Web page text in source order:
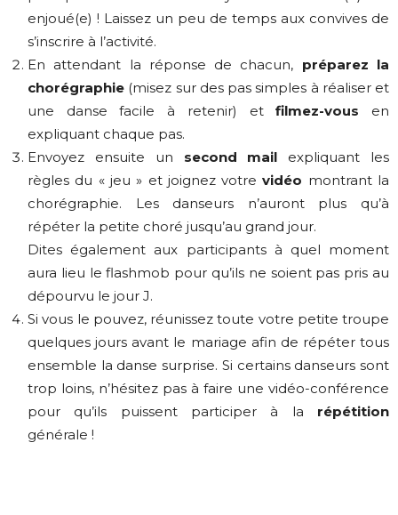
enjoué(e) ! Laissez un peu de temps aux convives de
s’inscrire à l’activité.
En attendant la réponse de chacun, préparez la
chorégraphie (misez sur des pas simples à réaliser et
une danse facile à retenir) etfilmez-vous en
expliquant chaque pas.
Envoyez ensuite un second mail expliquant les
règles du « jeu » et joignez votrevidéo montrant la
chorégraphie. Les danseurs n’auront plus qu’à
répéter la petite choré jusqu’au grand jour.
Dites également aux participants à quel moment
aura lieu le flashmob pour qu’ils ne soient pas pris au
dépourvu le jour J.
Si vous le pouvez, réunissez toute votre petite troupe
quelques jours avant le mariage afin de répéter tous
ensemble la danse surprise. Si certains danseurs sont
trop loins, n’hésitez pas à faire une vidéo-conférence
pour qu’ils puissent participer à la répétition
générale !